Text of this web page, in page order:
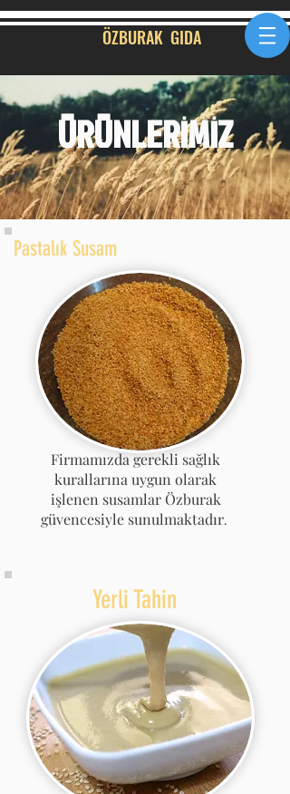
ÖZBURAK GIDA
ÜRÜNLERİMİZ
Firmamızda gerekli sağlık
kurallarına uygun olarak
işlenen susamlar Özburak
güvencesiyle sunulmaktadır.
Pastalık Susam
Yerli Tahin